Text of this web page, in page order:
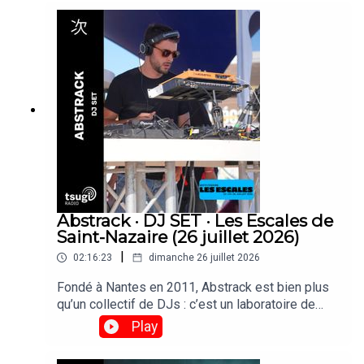
d’affiche, Ultrabruma, duo composé de Brenda &
María Manuela, originaire de Colombie, on fait
leurs toute première apparition à Paris et sont
passées faire un set derrière les platines de
Tsugi Radio.
Abstrack · DJ SET · Les Escales de
Saint-Nazaire (26 juillet 2026)
02:16:23 dimanche 26 juillet 2026
Fondé à Nantes en 2011, Abstrack est bien plus
qu’un collectif de DJs : c’est un laboratoire de
création qui explore la fête comme une œuvre
d’art totale. Musique, scénographie et graphisme
y convergent pour transformer chaque événement
Play